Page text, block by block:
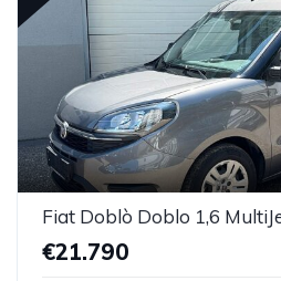
€21.790